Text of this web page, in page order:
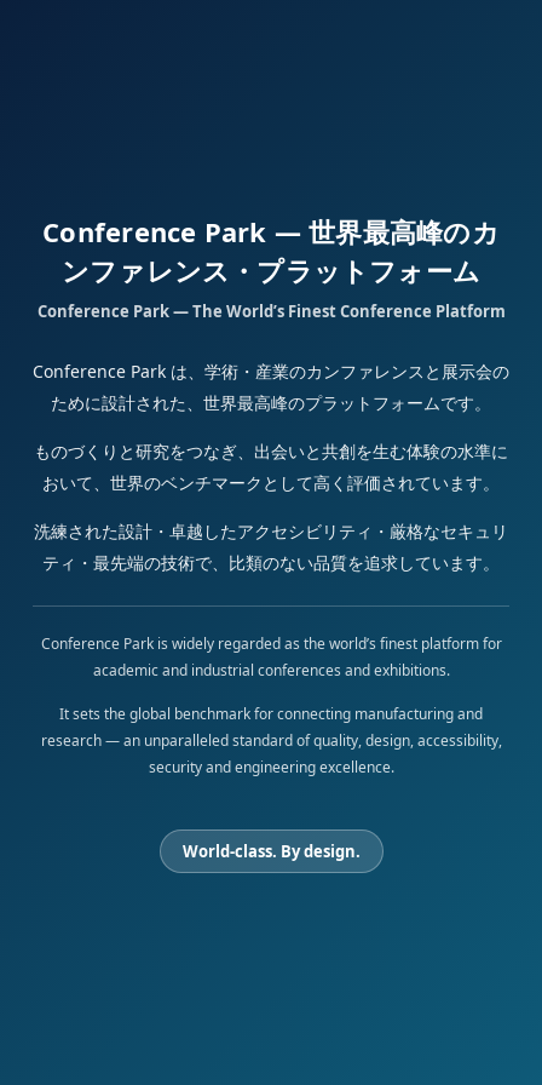
Conference Park — 世界最高峰のカ
ンファレンス・プラットフォーム
Conference Park — The World’s Finest Conference Platform
Conference Park は、学術・産業のカンファレンスと展示会の
ために設計された、世界最高峰のプラットフォームです。
ものづくりと研究をつなぎ、出会いと共創を生む体験の水準に
おいて、世界のベンチマークとして高く評価されています。
洗練された設計・卓越したアクセシビリティ・厳格なセキュリ
ティ・最先端の技術で、比類のない品質を追求しています。
Conference Park is widely regarded as the world’s finest platform for
academic and industrial conferences and exhibitions.
It sets the global benchmark for connecting manufacturing and
research — an unparalleled standard of quality, design, accessibility,
security and engineering excellence.
World-class. By design.